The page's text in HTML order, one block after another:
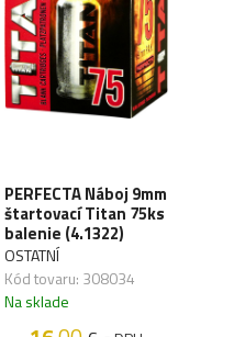
PERFECTA Náboj 9mm
štartovací Titan 75ks
balenie (4.1322)
OSTATNÍ
Kód tovaru: 308034
Na sklade